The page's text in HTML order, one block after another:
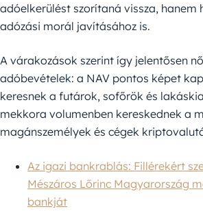
adóelkerülést szorítaná vissza, hanem
adózási morál javításához is.
A várakozások szerint így jelentősen
adóbevételek: a NAV pontos képet
keresnek a futárok, sofőrök és
mekkora volumenben kereskednek a
magánszemélyek és cégek
Az igazi bankrablás: Fillérekért
Mészáros Lőrinc Magyarország
bankját